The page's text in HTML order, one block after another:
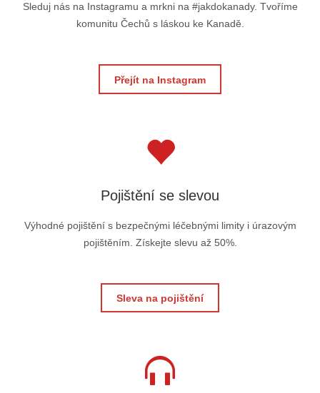
Sleduj nás na Instagramu a mrkni na #jakdokanady. Tvoříme
komunitu Čechů s láskou ke Kanadě.
Přejít na Instagram
Pojištění se slevou
Výhodné pojištění s bezpečnými léčebnými limity i úrazovým
pojištěním. Získejte slevu až 50%.
Sleva na pojištění